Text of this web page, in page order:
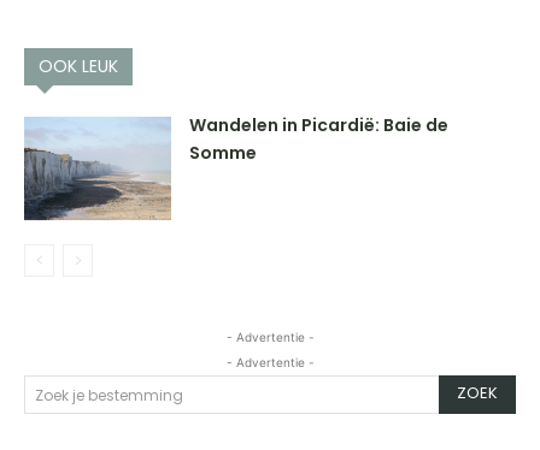
OOK LEUK
Wandelen in Picardië: Baie de
Somme
- Advertentie -
- Advertentie -
Zoek je bestemming ZOEK